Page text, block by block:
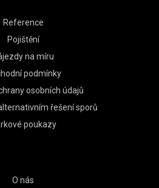
Reference
Pojištění
na míru
podmínky
osobních údajů
řešení sporů
poukazy
O nás